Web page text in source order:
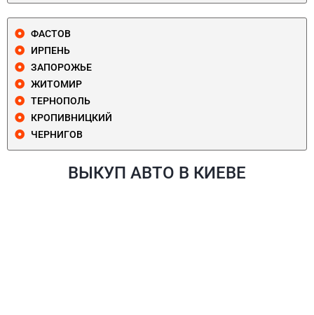
ФАСТОВ
ИРПЕНЬ
ЗАПОРОЖЬЕ
ЖИТОМИР
ТЕРНОПОЛЬ
КРОПИВНИЦКИЙ
ЧЕРНИГОВ
ВЫКУП АВТО В КИЕВЕ